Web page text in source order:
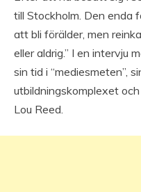
till Stockholm. Den enda
att bli förälder, men
eller aldrig.” I en intervju
sin tid i “mediesmeten”,
utbildningskomplexet
Lou Reed.